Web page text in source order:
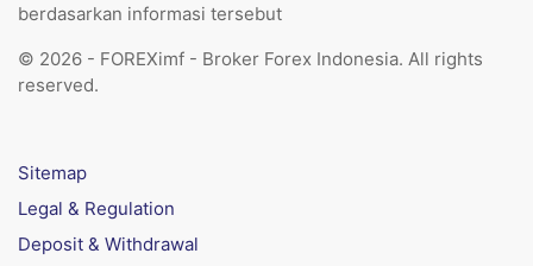
berdasarkan informasi tersebut
© 2026 - FOREXimf - Broker Forex Indonesia. All rights
reserved.
Sitemap
Legal & Regulation
Deposit & Withdrawal